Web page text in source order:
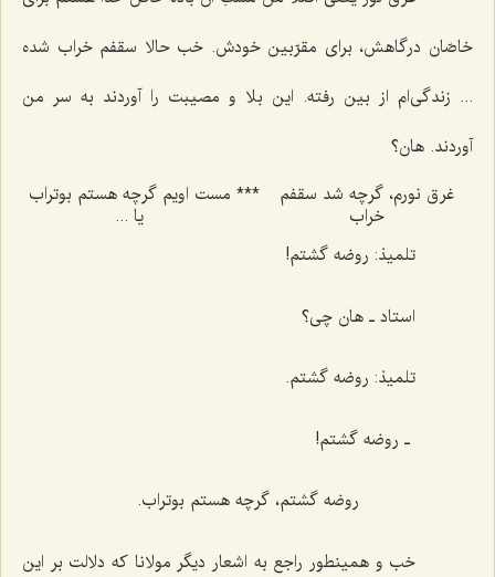
خاصّان درگاهش، برای مقرّبین خودش. خب حالا سقفم خراب شده
... زندگی‌ام از بین رفته. این بلا و مصیبت را آوردند به سر من
آوردند. هان؟
غرق نورم، گرچه شد سقفم
خراب
*** مست اویم گرچه هستم بوتراب
یا ...
تلمیذ: روضه گشتم!
استاد ـ هان چی؟
تلمیذ: روضه گشتم.
ـ روضه گشتم!
روضه گشتم، گرچه هستم بوتراب.
خب و همینطور راجع به اشعار دیگر مولانا كه دلالت بر این